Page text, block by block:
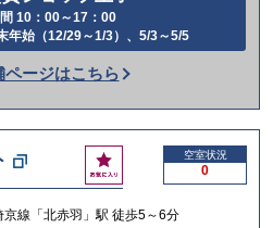
10：00～17：00
年始（12/29～1/3）、5/3～5/5
話
か
け
る
ページはこちら
お
気
入
空室状況
0
京線「北赤羽」駅 徒歩5～6分